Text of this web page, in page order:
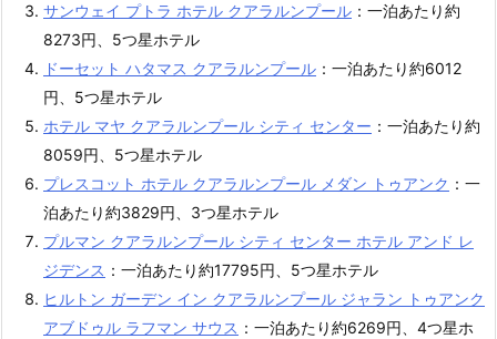
サンウェイ プトラ ホテル クアラルンプール ：一泊あたり約
8273円、5つ星ホテル
ドーセット ハタマス クアラルンプール ：一泊あたり約6012
円、5つ星ホテル
ホテル マヤ クアラルンプール シティ センター ：一泊あたり約
8059円、5つ星ホテル
プレスコット ホテル クアラルンプール メダン トゥアンク ：一
泊あたり約3829円、3つ星ホテル
プルマン クアラルンプール シティ センター ホテル アンド レ
ジデンス ：一泊あたり約17795円、5つ星ホテル
ヒルトン ガーデン イン クアラルンプール ジャラン トゥアンク
アブドゥル ラフマン サウス ：一泊あたり約6269円、4つ星ホ